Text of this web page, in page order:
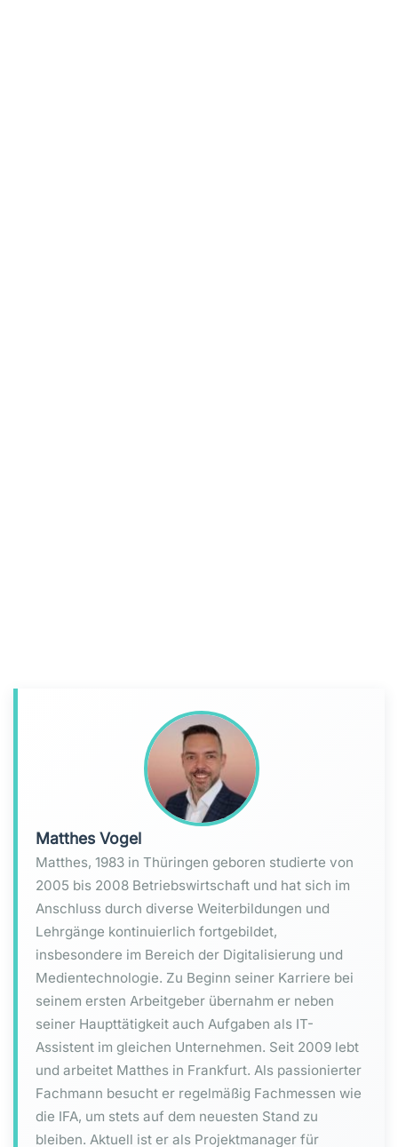
Matthes Vogel
Matthes, 1983 in Thüringen geboren studierte von
2005 bis 2008 Betriebswirtschaft und hat sich im
Anschluss durch diverse Weiterbildungen und
Lehrgänge kontinuierlich fortgebildet,
insbesondere im Bereich der Digitalisierung und
Medientechnologie. Zu Beginn seiner Karriere bei
seinem ersten Arbeitgeber übernahm er neben
seiner Haupttätigkeit auch Aufgaben als IT-
Assistent im gleichen Unternehmen. Seit 2009 lebt
und arbeitet Matthes in Frankfurt. Als passionierter
Fachmann besucht er regelmäßig Fachmessen wie
die IFA, um stets auf dem neuesten Stand zu
bleiben. Aktuell ist er als Projektmanager für